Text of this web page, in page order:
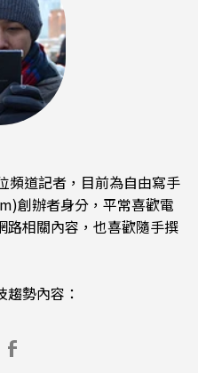
頻道記者，目前為自由寫手
創辦者身分，平常喜歡電
路相關內容，也喜歡隨手撰
勢內容：